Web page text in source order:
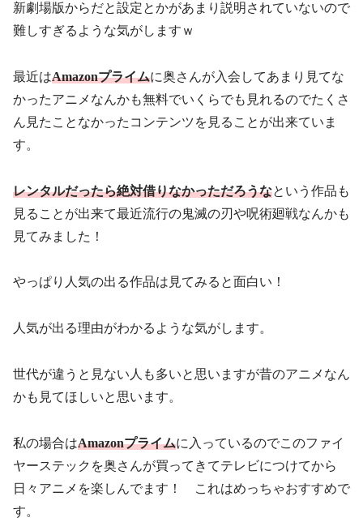
新劇場版からだと設定とかがあまり説明されていないので
難しすぎるような気がしますｗ
最近はAmazonプライムに奥さんが入会してあまり見てな
かったアニメなんかも無料でいくらでも見れるのでたくさ
ん見たことなかったコンテンツを見ることが出来ていま
す。
レンタルだったら絶対借りなかっただろうなという作品も
見ることが出来て最近流行の鬼滅の刃や呪術廻戦なんかも
見てみました！
やっぱり人気の出る作品は見てみると面白い！
人気が出る理由がわかるような気がします。
世代が違うと見ない人も多いと思いますが昔のアニメなん
かも見てほしいと思います。
私の場合はAmazonプライムに入っているのでこのファイ
ヤーステックを奥さんが買ってきてテレビにつけてから
日々アニメを楽しんでます！ これはめっちゃおすすめで
す。